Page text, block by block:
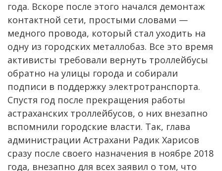
года. Вскоре после этого начался демонтаж
контактной сети, простыми словами —
медного провода, который стал уходить на
одну из городских металлобаз. Все это время
активисты требовали вернуть троллейбусы
обратно на улицы города и собирали
подписи в поддержку электротранспорта.
Спустя год после прекращения работы
астраханских троллейбусов, о них внезапно
вспомнили городские власти. Так, глава
администрации Астрахани Радик Харисов
сразу после своего назначения в ноябре 2018
года, внезапно для всех заявил о том, что